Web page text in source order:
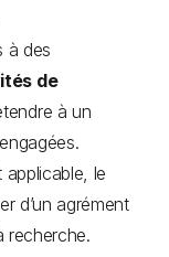
à des
de
à un
le
d’un agrément
recherche.